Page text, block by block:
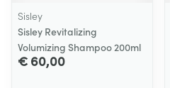
Sisley
Sisley Revitalizing
Volumizing Shampoo 200ml
€ 60,00